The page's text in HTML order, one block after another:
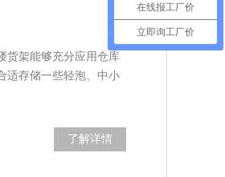
货架能够充分应用仓库
适存储一些轻泡、中小
了解详情
在线报工厂价
立即询工厂价